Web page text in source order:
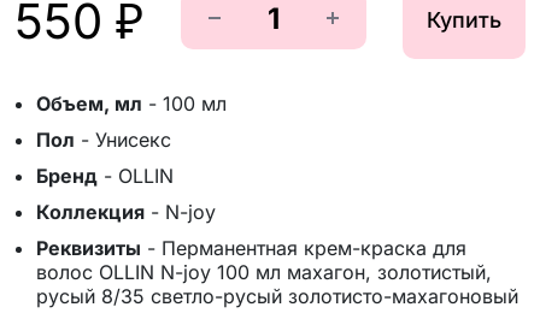
550 ₽ Купить
Объем, мл - 100 мл
Пол - Унисекс
Бренд - OLLIN
Коллекция - N-joy
Реквизиты - Перманентная крем-краска для
волос OLLIN N-joy 100 мл махагон, золотистый,
русый 8/35 светло-русый золотисто-махагоновый